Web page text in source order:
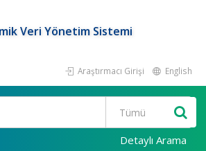
Veri Yönetim Sistemi
Araştırmacı Girişi English
Detaylı Arama